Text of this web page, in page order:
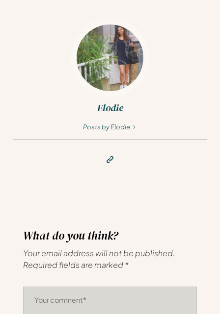
Elodie
Posts by Elodie
What do you think?
Your email address will not be published.
Required fields are marked*